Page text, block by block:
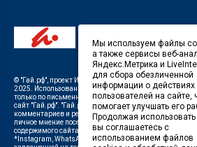
© "Гай.рф" , проект ИП Савин В.В. Служба информации:
2025. Использование материалов, размещенных на
только по письменному разрешению Редакции с
сайт "Гай.рф" "Гай.рф"
не несет ответственности за
комментариев и рекламных материалов.
личное мнение посетителей сайта. Любой
содержимого сайта запрещен.
*Instagram, WhatsApp (Ватсап), Facebook
Мы используем файлы
а также сервисы веб-
Яндекс.Метрика и
для сбора обезличенной
информации о действиях
пользователей на сайте,
помогает улучшать его
Продолжая использовать
вы соглашаетесь с
использованием файлов